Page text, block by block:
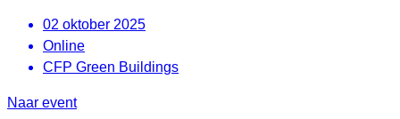
02 oktober 2025
Online
CFP Green Buildings
Naar event